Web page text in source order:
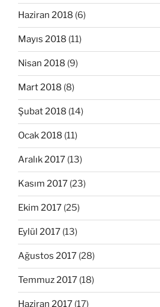
Haziran 2018 (6)
Mayıs 2018 (11)
Nisan 2018 (9)
Mart 2018 (8)
Şubat 2018 (14)
Ocak 2018 (11)
Aralık 2017 (13)
Kasım 2017 (23)
Ekim 2017 (25)
Eylül 2017 (13)
Ağustos 2017 (28)
Temmuz 2017 (18)
Haziran 2017 (17)